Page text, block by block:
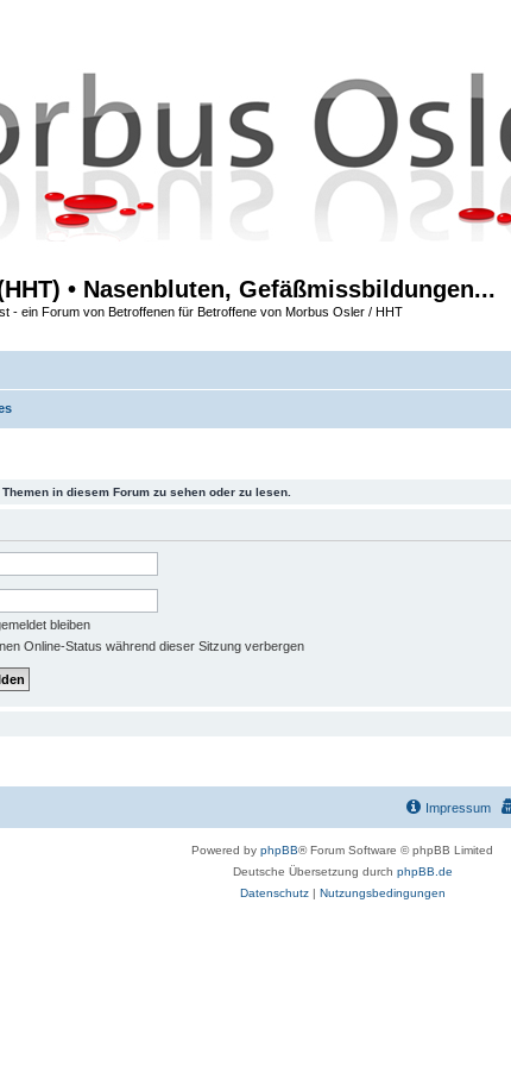
• Nasenbluten, Gefäßmissbildungen...
- ein Forum von Betroffenen für Betroffene von Morbus Osler / HHT
in diesem Forum zu sehen oder zu lesen.
bleiben
Online-Status während dieser Sitzung verbergen
Impressum
Powered by phpBB® Forum Software © phpBB Limited
Deutsche Übersetzung durch phpBB.de
Datenschutz| Nutzungsbedingungen